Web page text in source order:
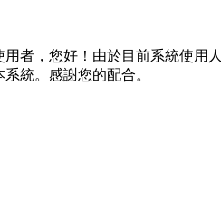
用者，您好！由於目前系統使用
統。感謝您的配合。